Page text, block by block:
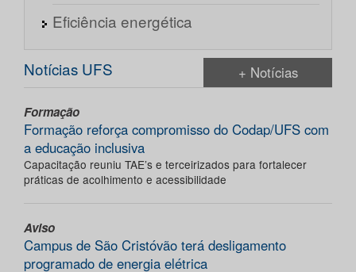
Eficiência energética
Notícias UFS + Notícias
Formação
Formação reforça compromisso do Codap/UFS com
a educação inclusiva
Capacitação reuniu TAE’s e terceirizados para fortalecer
práticas de acolhimento e acessibilidade
Aviso
Campus de São Cristóvão terá desligamento
programado de energia elétrica